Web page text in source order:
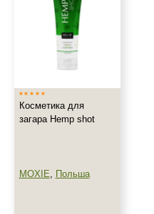
Косметика для
загара Hemp shot
MOXIE, Польша